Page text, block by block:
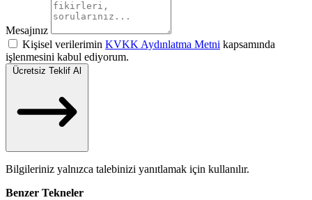
Mesajınız
Kişisel verilerimin KVKK Aydınlatma Metni kapsamında
işlenmesini kabul ediyorum.
Ücretsiz Teklif Al
Bilgileriniz yalnızca talebinizi yanıtlamak için kullanılır.
Benzer Tekneler